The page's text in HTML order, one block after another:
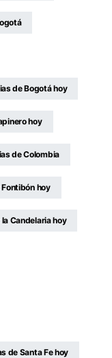
de Bogotá hoy
hoy
de Colombia
hoy
Candelaria hoy
de Santa Fe hoy